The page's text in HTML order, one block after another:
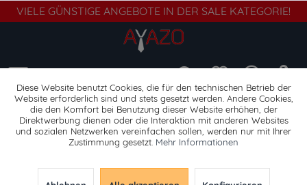
VIELE GÜNSTIGE ANGEBOTE IN DER SALE KATEGORIE!
Werkzeuge
Diese Website benutzt Cookies, die für den technischen Betrieb der
Website erforderlich sind und stets gesetzt werden. Andere Cookies,
die den Komfort bei Benutzung dieser Website erhöhen, der
Direktwerbung dienen oder die Interaktion mit anderen Websites
und sozialen Netzwerken vereinfachen sollen, werden nur mit Ihrer
Zustimmung gesetzt. Mehr Informationen